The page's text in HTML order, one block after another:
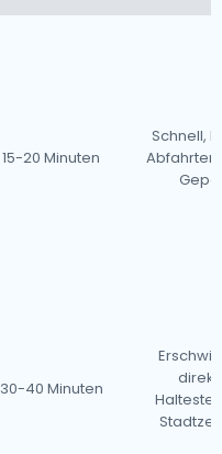
15-20 Minuten
Schnell,
30-40 Minuten
direkt